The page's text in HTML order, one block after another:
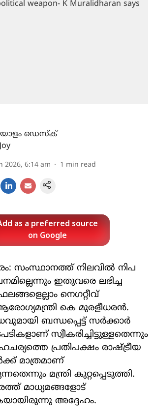
ഡെസ്ക്
2026, 6:14 am 1 min read
as a preferred source
on Google
സംസ്ഥാനത്ത് നിലവില്‍ നിപ
ഇതുവരെ ലഭിച്ച
നെഗറ്റീവ്
കെ മുരളീധരന്‍.
ബന്ധപ്പെട്ട് സര്‍ക്കാര്‍
സ്വീകരിച്ചിട്ടുള്ളതെന്നും
പ്രതിപക്ഷം രാഷ്ട്രീയ
മാത്രമാണ്
മന്ത്രി കുറ്റപ്പെടുത്തി.
മാധ്യമങ്ങളോട്
അദ്ദേഹം.